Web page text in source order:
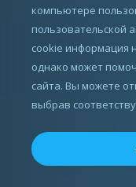
©
Разработка,
компьютере
пользовательской
cookie информация
однако может
сайта. Вы можете
выбрав